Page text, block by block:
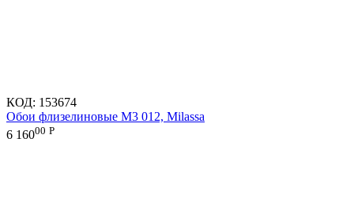
КОД: 153674
Обои флизелиновые M3 012, Milassa
6 16000 Р